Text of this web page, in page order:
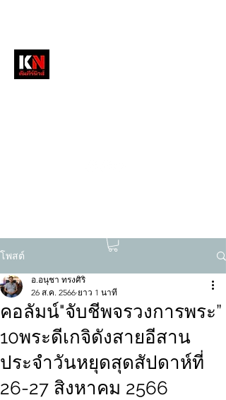
โพสต์
คอลัมน์"จับชีพจรวงการพระ”
10พระดีเกจิดังสายอีสาน
ประจำวันหยุดสุดสัปดาห์ที่
26-27 สิงหาคม 2566
อ.อนุชา ทรงศิริ
26 ส.ค. 2566 ยาว 1 นาที